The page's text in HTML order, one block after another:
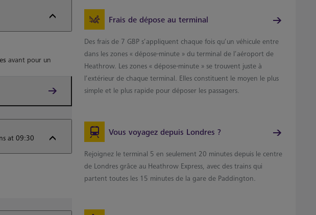
avant pour un
at 09:30
Frais de dépose au terminal
Des frais de 7 GBP s’appliquent chaque fois qu’un véhicule entre
dans les zones « dépose-minute » du terminal de l’aéroport de
Heathrow. Les zones « dépose-minute » se trouvent juste à
l’extérieur de chaque terminal. Elles constituent le moyen le plus
simple et le plus rapide pour déposer les passagers.
Vous voyagez depuis Londres ?
Rejoignez le terminal 5 en seulement 20 minutes depuis le centre
de Londres grâce au Heathrow Express, avec des trains qui
partent toutes les 15 minutes de la gare de Paddington.